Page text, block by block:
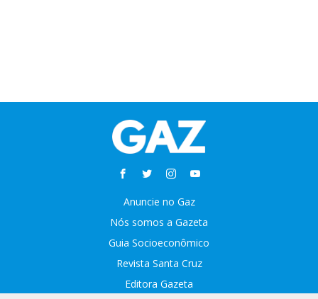
Anuncie no Gaz
Nós somos a Gazeta
Guia Socioeconômico
Revista Santa Cruz
Editora Gazeta